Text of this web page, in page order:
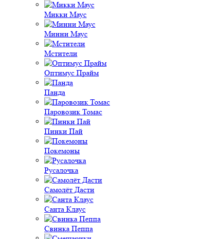
Микки Маус
Минни Маус
Мстители
Оптимус Прайм
Панда
Паровозик Томас
Пинки Пай
Покемоны
Русалочка
Самолёт Дасти
Санта Клаус
Свинка Пеппа